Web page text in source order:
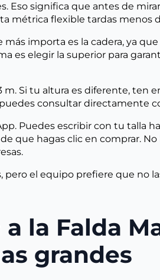
Eso significa que antes de
métrica flexible tardas menos
más importa es la cadera, ya
es elegir la superior para
m. Si tu altura es diferente,
consultar directamente
Puedes escribir con tu talla
que hagas clic en comprar.
el equipo prefiere que no
la Falda
grandes